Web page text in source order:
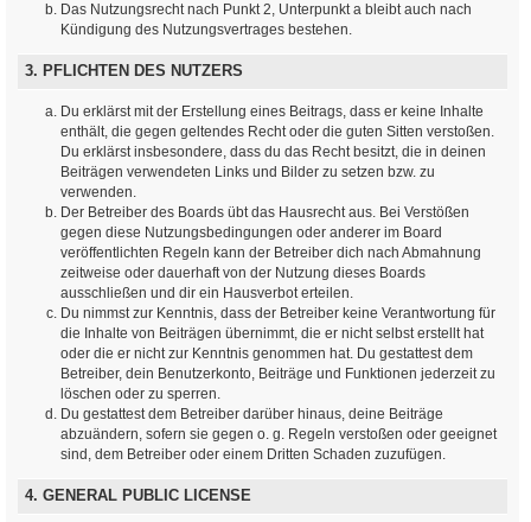
Das Nutzungsrecht nach Punkt 2, Unterpunkt a bleibt auch nach
Kündigung des Nutzungsvertrages bestehen.
3. PFLICHTEN DES NUTZERS
Du erklärst mit der Erstellung eines Beitrags, dass er keine Inhalte
enthält, die gegen geltendes Recht oder die guten Sitten verstoßen.
Du erklärst insbesondere, dass du das Recht besitzt, die in deinen
Beiträgen verwendeten Links und Bilder zu setzen bzw. zu
verwenden.
Der Betreiber des Boards übt das Hausrecht aus. Bei Verstößen
gegen diese Nutzungsbedingungen oder anderer im Board
veröffentlichten Regeln kann der Betreiber dich nach Abmahnung
zeitweise oder dauerhaft von der Nutzung dieses Boards
ausschließen und dir ein Hausverbot erteilen.
Du nimmst zur Kenntnis, dass der Betreiber keine Verantwortung für
die Inhalte von Beiträgen übernimmt, die er nicht selbst erstellt hat
oder die er nicht zur Kenntnis genommen hat. Du gestattest dem
Betreiber, dein Benutzerkonto, Beiträge und Funktionen jederzeit zu
löschen oder zu sperren.
Du gestattest dem Betreiber darüber hinaus, deine Beiträge
abzuändern, sofern sie gegen o. g. Regeln verstoßen oder geeignet
sind, dem Betreiber oder einem Dritten Schaden zuzufügen.
4. GENERAL PUBLIC LICENSE